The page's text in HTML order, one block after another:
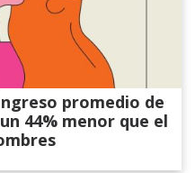
promedio de
44% menor que el